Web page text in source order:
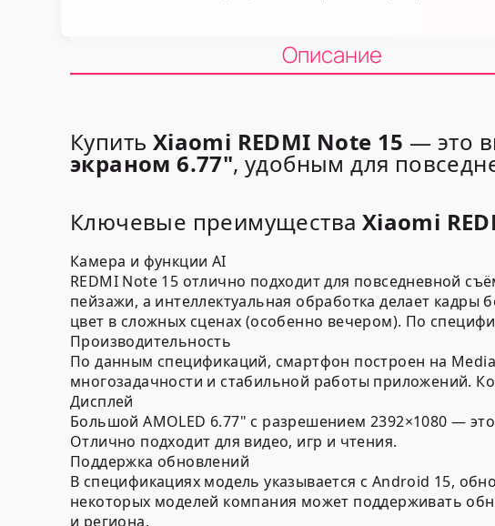
Описание
Купить Xiaomi REDMI Note 15 — это
экраном 6.77", удобным для
Ключевые преимущества Xiaomi
Камера и функции AI
REDMI Note 15 отлично подходит для повседневной
пейзажи, а интеллектуальная обработка делает кадры
цвет в сложных сценах (особенно вечером). По
Производительность
По данным спецификаций, смартфон построен на
многозадачности и стабильной работы приложений.
Дисплей
БольшойAMOLED 6.77" с разрешением2392×1080 —
Отлично подходит для видео, игр и чтения.
Поддержка обновлений
В спецификациях модель указывается с Android 15,
некоторых моделей компания может поддерживать
и региона.